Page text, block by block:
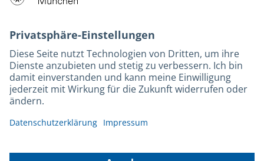
Bürgerservice
Rechtliches und Kontakt
Barrierefreiheit
Leichte Sprache
Gebärdensprache
Kontakt